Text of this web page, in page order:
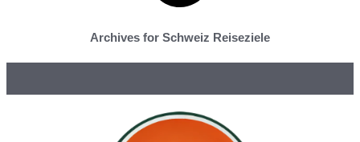
Archives for Schweiz Reiseziele